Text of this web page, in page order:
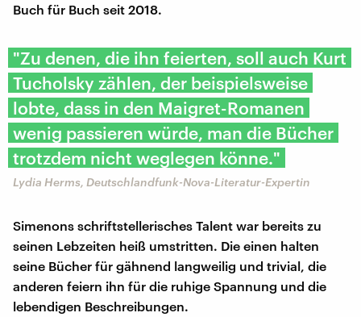
Buch für Buch seit 2018.
"Zu denen, die ihn feierten, soll auch Kurt
Tucholsky zählen, der beispielsweise
lobte, dass in den Maigret-Romanen
wenig passieren würde, man die Bücher
trotzdem nicht weglegen könne."
Lydia Herms, Deutschlandfunk-Nova-Literatur-Expertin
Simenons schriftstellerisches Talent war bereits zu
seinen Lebzeiten heiß umstritten. Die einen halten
seine Bücher für gähnend langweilig und trivial, die
anderen feiern ihn für die ruhige Spannung und die
lebendigen Beschreibungen.